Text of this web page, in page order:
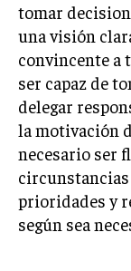
TECNOLOGIA
GESTIÓN
tomar
una visión
convincente a
ser capaz de
delegar
la motivación
necesario ser
circunstancias
prioridades y
según sea